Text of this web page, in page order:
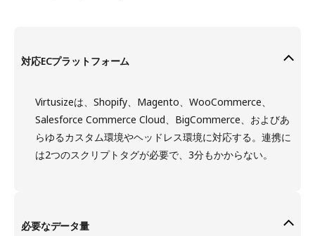
対応ECプラットフォーム
Virtusizeは、Shopify、Magento、WooCommerce、
Salesforce Commerce Cloud、BigCommerce、およびあ
らゆるカスタム環境やヘッドレス環境に対応する。連携に
は2つのスクリプトタグが必要で、3分もかからない。
必要なデータ量